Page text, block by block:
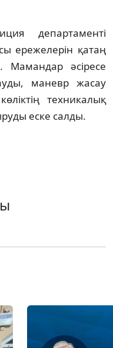
департаменті
ережелерін қатаң
Мамандар әсіресе
маневр жасау
техникалық
еске салды.